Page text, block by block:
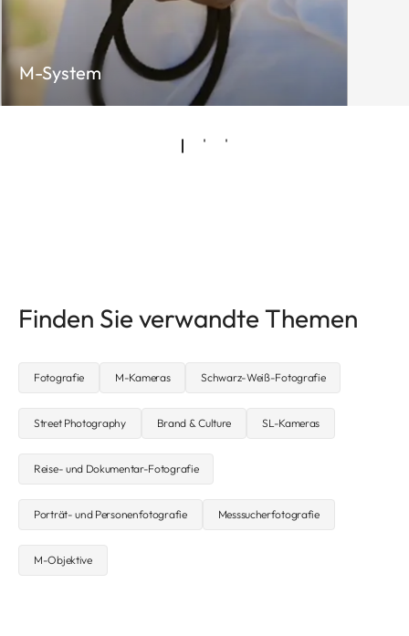
M-System
Finden Sie verwandte Themen
Fotografie M-Kameras Schwarz-Weiß-Fotografie
Street Photography Brand & Culture SL-Kameras
Reise- und Dokumentar-Fotografie
Porträt- und Personenfotografie Messsucherfotografie
M-Objektive